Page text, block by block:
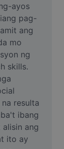
ayos
pag-
ang
mo
ng
skills.
resulta
ibang
ang
ito ay